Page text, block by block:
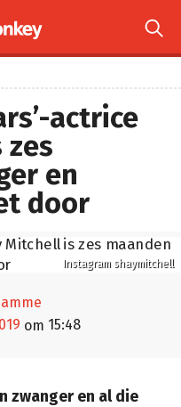

actrice
zes
en
door
Instagram shaymitchell
om 15:48
zwanger en al die